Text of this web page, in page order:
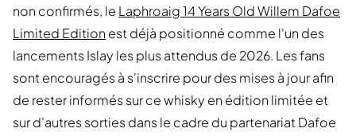
non confirmés, le Laphroaig 14 Years Old Willem Dafoe
Limited Edition est déjà positionné comme l'un des
lancements Islay les plus attendus de 2026. Les fans
sont encouragés à s'inscrire pour des mises à jour afin
de rester informés sur ce whisky en édition limitée et
sur d'autres sorties dans le cadre du partenariat Dafoe